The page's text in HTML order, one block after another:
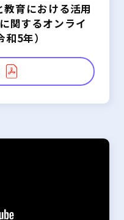
育における活用
関するオンライ
5年）